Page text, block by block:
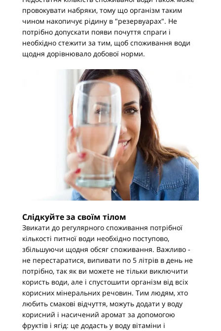
провокувати набряки, тому що організм таким
чином накопичує рідину в "резервуарах". Не
потрібно допускати появи почуття спраги і
необхідно стежити за тим, щоб споживання води
щодня дорівнювало добової норми.
Слідкуйте за своїм тілом
Звикати до регулярного споживання потрібної
кількості питної води необхідно поступово,
збільшуючи щодня обсяг споживання. Важливо -
не перестаратися, випивати по 5 літрів в день не
потрібно, так як ви можете не тільки виключити
користь води, але і спустошити організм від всіх
корисних мінеральних речовин. Тим людям, хто
любить смакові відчуття, можуть додати у воду
корисний і насичений аромат за допомогою
фруктів і ягід: це додасть у воду вітаміни і